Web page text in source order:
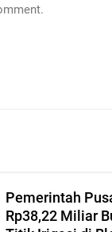
Pemerintah
Rp38,22 Miliar